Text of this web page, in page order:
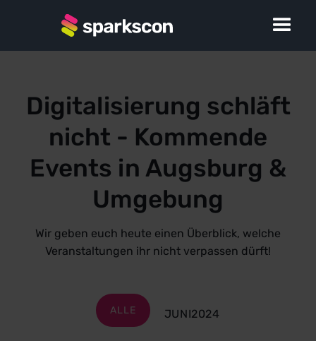
Digitalisierung schläft
nicht - Kommende
Events in Augsburg &
Umgebung
Wir geben euch heute einen Überblick, welche
Veranstaltungen ihr nicht verpassen dürft!
JUNI2024
ALLE